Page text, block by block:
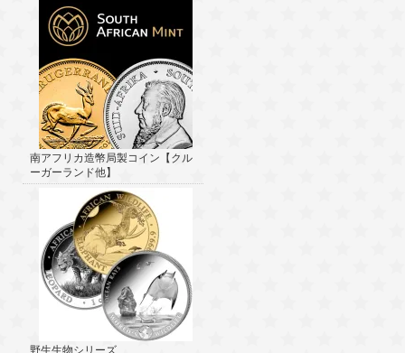
南アフリカ造幣局製コイン【クル
ーガーランド他】
野生生物シリーズ